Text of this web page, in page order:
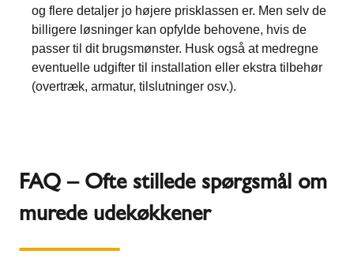
og flere detaljer jo højere prisklassen er. Men selv de
billigere løsninger kan opfylde behovene, hvis de
passer til dit brugsmønster. Husk også at medregne
eventuelle udgifter til installation eller ekstra tilbehør
(overtræk, armatur, tilslutninger osv.).
FAQ – Ofte stillede spørgsmål om
murede udekøkkener